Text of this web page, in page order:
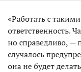
«Работать с
ответственность.
но справедливо, —
случалось
она не будет